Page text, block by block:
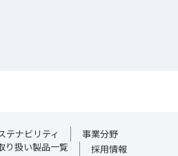
ブリ（DHA）
テナビリティ
事業分野
り扱い製品一覧 採用情報